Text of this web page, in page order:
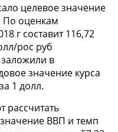
целевое значение
оценкам
г составит 116,72
рос руб
в
значение курса
1 долл.
рассчитать
ВВП и темп